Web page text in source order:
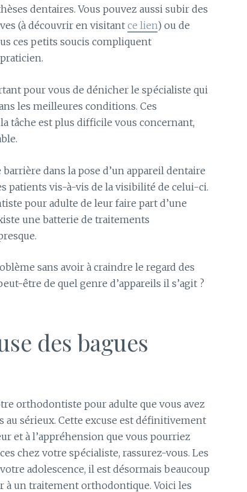
dentaires. Vous pouvez aussi subir des
(à découvrir en visitant ce lien) ou de
ces petits soucis compliquent
pour vous de dénicher le spécialiste qui
les meilleures conditions. Ces
tâche est plus difficile vous concernant,
dans la pose d’un appareil dentaire
patients vis-à-vis de la visibilité de celui-ci.
pour adulte de leur faire part d’une
une batterie de traitements
sans avoir à craindre le regard des
être de quel genre d’appareils il s’agit ?
des bagues
orthodontiste pour adulte que vous avez
au sérieux. Cette excuse est définitivement
et à l’appréhension que vous pourriez
chez votre spécialiste, rassurez-vous. Les
adolescence, il est désormais beaucoup
à un traitement orthodontique. Voici les